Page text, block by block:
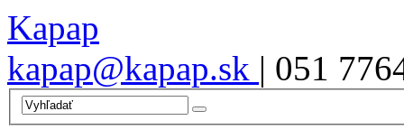
Kapap
kapap@kapap.sk | 051